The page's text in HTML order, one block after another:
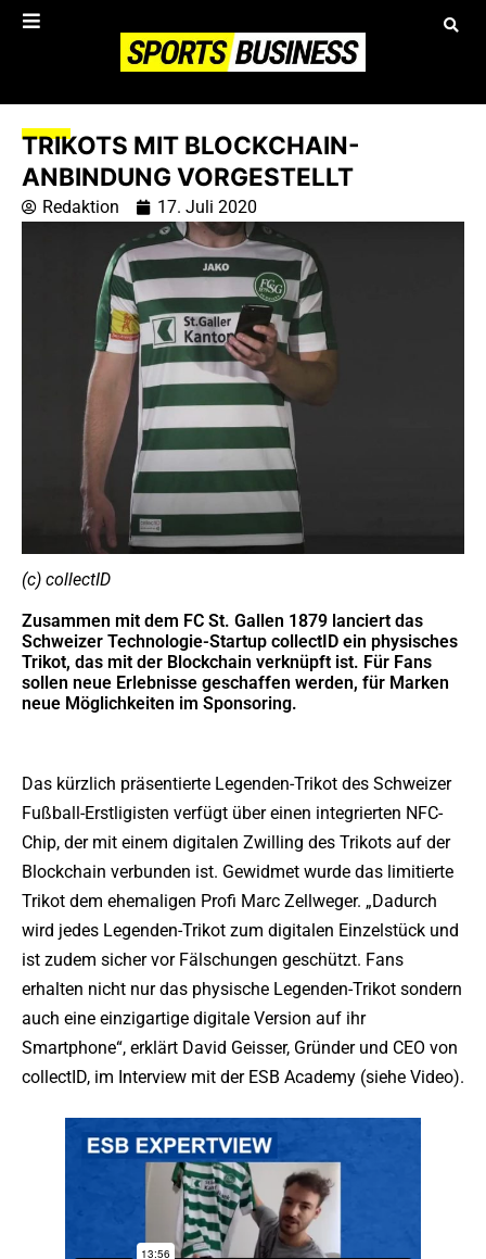
TRIKOTS MIT BLOCKCHAIN-
ANBINDUNG VORGESTELLT
Redaktion 17. Juli 2020
(c) collectID
Zusammen mit dem FC St. Gallen 1879 lanciert das
Schweizer Technologie-Startup collectID ein physisches
Trikot, das mit der Blockchain verknüpft ist. Für Fans
sollen neue Erlebnisse geschaffen werden, für Marken
neue Möglichkeiten im Sponsoring.
Das kürzlich präsentierte Legenden-Trikot des Schweizer
Fußball-Erstligisten verfügt über einen integrierten NFC-
Chip, der mit einem digitalen Zwilling des Trikots auf der
Blockchain verbunden ist. Gewidmet wurde das limitierte
Trikot dem ehemaligen Profi Marc Zellweger. „Dadurch
wird jedes Legenden-Trikot zum digitalen Einzelstück und
ist zudem sicher vor Fälschungen geschützt. Fans
erhalten nicht nur das physische Legenden-Trikot sondern
auch eine einzigartige digitale Version auf ihr
Smartphone“, erklärt David Geisser, Gründer und CEO von
collectID, im Interview mit der ESB Academy (siehe Video).